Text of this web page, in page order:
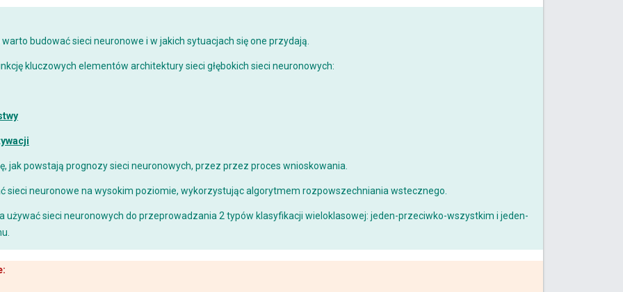
budować sieci neuronowe i w jakich sytuacjach się one przydają.
kluczowych elementów architektury sieci głębokich sieci neuronowych:
jak powstają prognozy sieci neuronowych, przez przez proces wnioskowania.
sieci neuronowe na wysokim poziomie, wykorzystując algorytmem rozpowszechniania wstecznego.
używać sieci neuronowych do przeprowadzania 2 typów klasyfikacji wieloklasowej: jeden-przeciwko-wszystkim i jeden-